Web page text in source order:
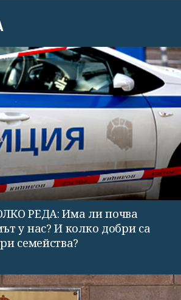
РЕДА: Има ли почва
у нас? И колко добри са
семейства?